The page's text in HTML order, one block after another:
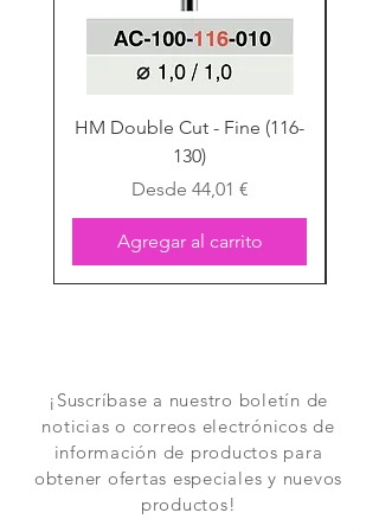
HM Double Cut - Fine (116-
130)
Desde 44,01 €
Precio de oferta
Agregar al carrito
¡Suscríbase a nuestro boletín de
noticias o correos electrónicos de
información de productos para
obtener ofertas especiales y nuevos
productos!